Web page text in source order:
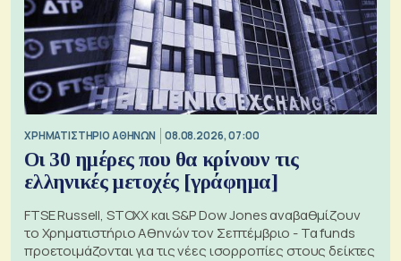
XΡΗΜΑΤΙΣΤΗΡΙΟ ΑΘΗΝΩΝ 08.08.2026, 07:00
Οι 30 ημέρες που θα κρίνουν τις
ελληνικές μετοχές [γράφημα]
FTSE Russell, STOXX και S&P Dow Jones αναβαθμίζουν
το Χρηματιστήριο Αθηνών τον Σεπτέμβριο - Τα funds
προετοιμάζονται για τις νέες ισορροπίες στους δείκτες